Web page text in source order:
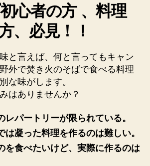
新
版】
へ
の
心者の方 、料理
、必見！！
と言えば、何と言ってもキャン
外で焚き火のそばで食べる料理
な味がします。
はありませんか？
レパートリーが限られている。
は凝った料理を作るのは難しい。
を食べたいけど、実際に作るのは